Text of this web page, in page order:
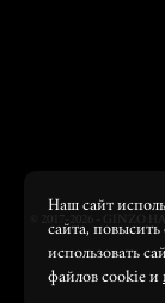
© 2017-2026 - GINZO
Наш сайт
сайта,
использовать
файлов cookie и